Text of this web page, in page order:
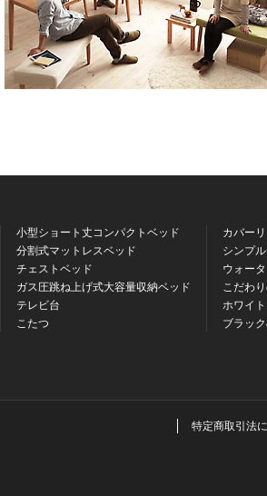
小型ショート丈コンパクトベッド
分割式マットレスベッド
チェストベッド
ガス圧跳ね上げ式大容量収納ベッド
テレビ台
こたつ
カバー
シンプ
ウォー
こだわ
ホワイ
ブラッ
特定商取引法